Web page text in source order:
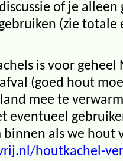
of je
(zie totale
is voor geheel
(goed hout
mee te
eventueel
als we hout
houtkachel-